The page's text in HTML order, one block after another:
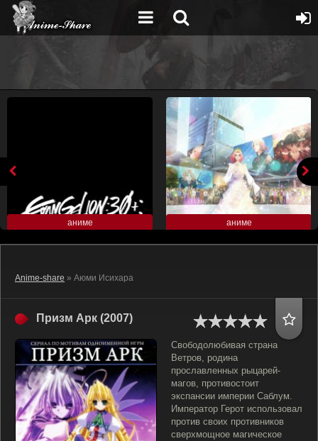
аниме аниме
Anime-share » Аюми Исихара
Призм Арк (2007)
Свободолюбивая страна
Ветров, родина
прославленных рыцарей-
магов, противостоит
экспансии империи Саблум.
Император Герот использовал
против своих противников
сверхмощное магическое